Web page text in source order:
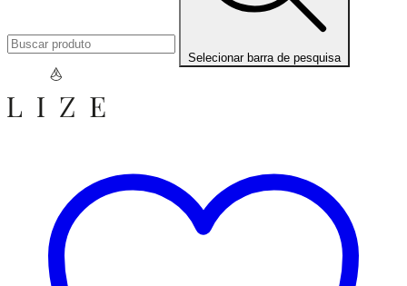
Selecionar barra de pesquisa